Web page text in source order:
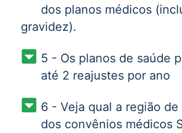
dos planos médicos
gravidez).
5 - Os planos de saúde
até 2 reajustes por ano
6 - Veja qual a região
dos convênios médicos